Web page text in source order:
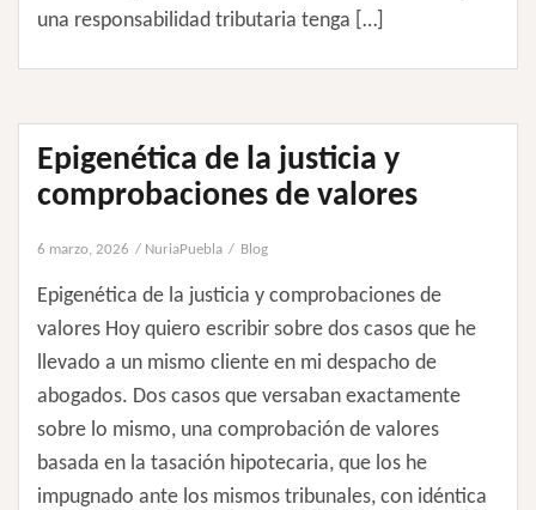
una responsabilidad tributaria tenga […]
Epigenética de la justicia y
comprobaciones de valores
6 marzo, 2026 NuriaPuebla Blog
Epigenética de la justicia y comprobaciones de
valores Hoy quiero escribir sobre dos casos que he
llevado a un mismo cliente en mi despacho de
abogados. Dos casos que versaban exactamente
sobre lo mismo, una comprobación de valores
basada en la tasación hipotecaria, que los he
impugnado ante los mismos tribunales, con idéntica